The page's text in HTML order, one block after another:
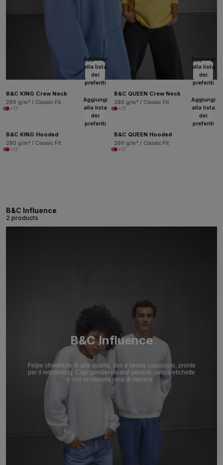
Aggiungi
alla lista
dei
preferiti
B&C KING Crew Neck
280 g/m² / Classic Fit
+17
Aggiungi
alla lista
dei
preferiti
B&C QUEEN Crew Neck
280 g/m² / Classic Fit
+17
Aggiungi
alla lista
dei
preferiti
B&C KING Hooded
280 g/m² / Classic Fit
+17
Aggiungi
alla lista
dei
preferiti
B&C QUEEN Hooded
280 g/m² / Classic Fit
+17
B&C Influence
2 products
B&C Influence
Felpe streetstyle di alta qualità, con e senza cappuccio, pronte
per il rebranding. Capi gender neutral pesanti, senza etichette
e con un'elevata resa di stampa.